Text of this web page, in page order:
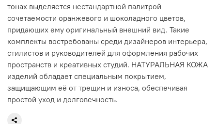
тонах выделяется нестандартной палитрой
сочетаемости оранжевого и шоколадного цветов,
придающих ему оригинальный внешний вид. Такие
комплекты востребованы среди дизайнеров интерьера,
стилистов и руководителей для оформления рабочих
пространств и креативных студий. НАТУРАЛЬНАЯ КОЖА
изделий обладает специальным покрытием,
защищающим её от трещин и износа, обеспечивая
простой уход и долговечность.